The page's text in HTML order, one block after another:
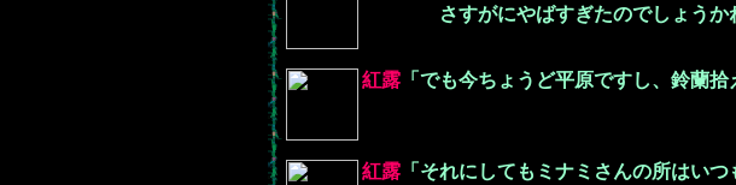
さすがにやばすぎたのでしょうかね
紅露 「でも今ちょうど平原ですし、鈴蘭
紅露 「それにしてもミナミさんの所はいつ